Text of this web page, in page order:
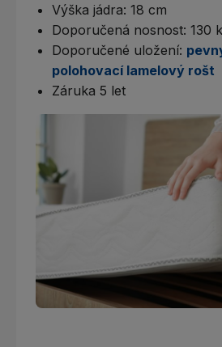
Výška jádra: 18 cm
Doporučená nosnost: 130
Doporučené uložení:
polohovací lamelový rošt
Záruka 5 let